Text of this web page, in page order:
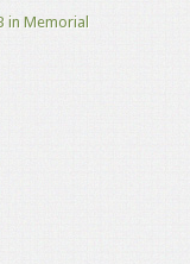
in Memorial